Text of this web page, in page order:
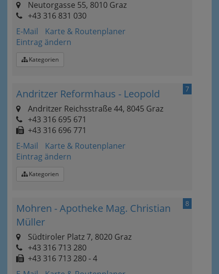
Neutorgasse 55, 8010 Graz
+43 316 831 030
E-Mail
Karte & Routenplaner
Eintrag ändern
Kategorien
7
Andritzer Reformhaus - Leopold
Andritzer Reichsstraße 44, 8045 Graz
+43 316 695 671
+43 316 696 771
E-Mail
Karte & Routenplaner
Eintrag ändern
Kategorien
8
Mohren - Apotheke Mag. Christian
Müller
Südtiroler Platz 7, 8020 Graz
+43 316 713 280
+43 316 713 280 - 4